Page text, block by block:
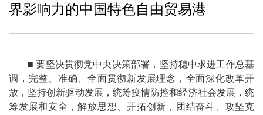
界影响力的中国特色自由贸易港
■ 要坚决贯彻党中央决策部署，坚持稳中求进工作总基
调，完整、准确、全面贯彻新发展理念，全面深化改革开
放，坚持创新驱动发展，统筹疫情防控和经济社会发展，统
筹发展和安全，解放思想、开拓创新，团结奋斗、攻坚克